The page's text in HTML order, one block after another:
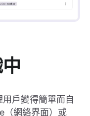
戶變得簡單而自
網絡界面）或